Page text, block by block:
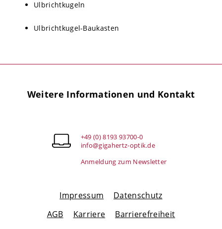
Ulbrichtkugeln
Ulbrichtkugel-Baukasten
Weitere Informationen und Kontakt
+49 (0) 8193 93700-0
info@gigahertz-optik.de
Anmeldung zum Newsletter
Impressum
Datenschutz
AGB
Karriere
Barrierefreiheit